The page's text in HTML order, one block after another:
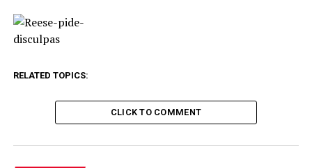
RELATED TOPICS:
CLICK TO COMMENT